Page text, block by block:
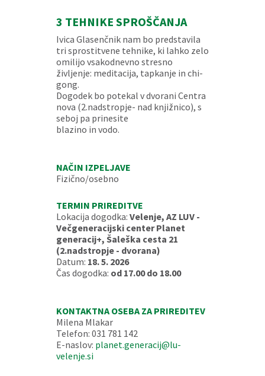
3 TEHNIKE SPROŠČANJA
Ivica Glasenčnik nam bo predstavila
tri sprostitvene tehnike, ki lahko zelo
omilijo vsakodnevno stresno
življenje: meditacija, tapkanje in chi-
gong.
Dogodek bo potekal v dvorani Centra
nova (2.nadstropje- nad knjižnico), s
seboj pa prinesite
blazino in vodo.
NAČIN IZPELJAVE
Fizično/osebno
TERMIN PRIREDITVE
Lokacija dogodka: Velenje, AZ LUV -
Večgeneracijski center Planet
generacij+, Šaleška cesta 21
(2.nadstropje - dvorana)
Datum: 18. 5. 2026
Čas dogodka: od 17.00 do 18.00
KONTAKTNA OSEBA ZA PRIREDITEV
Milena Mlakar
Telefon: 031 781 142
E-naslov: planet.generacij@lu-
velenje.si